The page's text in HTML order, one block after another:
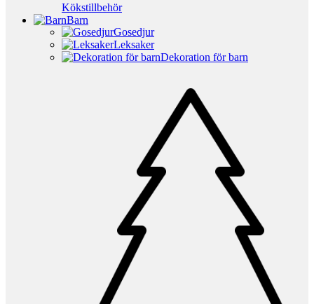
Kökstillbehör
Barn
Gosedjur
Leksaker
Dekoration för barn